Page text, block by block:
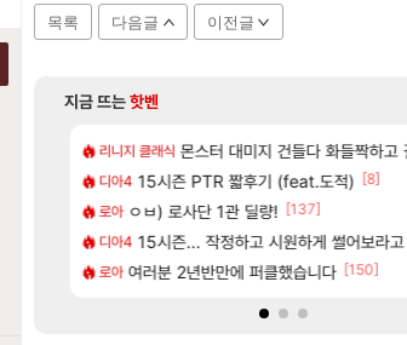
목록 다음글 이전글
지금 뜨는핫벤
리니지 클래식 몬스터 대미지 건들다 화들짝하고 걸렸네 ㅋ
디아4 15시즌 PTR 짧후기 (feat.도적) [8]
로아 ㅇㅂ) 로사단 1관 딜량! [137]
디아4 15시즌... 작정하고 시원하게 썰어보라고 만든시
로아 여러분 2년반만에 퍼클했습니다 [150]
나혼렙 과부하 한정 아니다! 정예림, 화속성 서
섭컬겜 라이자 AI 채팅 RPG 게임
PV 로스트아크 죽음의 계율자, 벨가르딘 티저
TCGP 이로치 메가가디안 ex구해요 [2]
아주프로 4컷 만화 | 야간 보초는 너무 힘들어